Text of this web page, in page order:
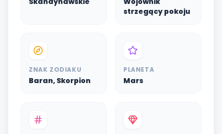
strzegący pokoju
ZNAK ZODIAKU
Baran, Skorpion
PLANETA
Mars